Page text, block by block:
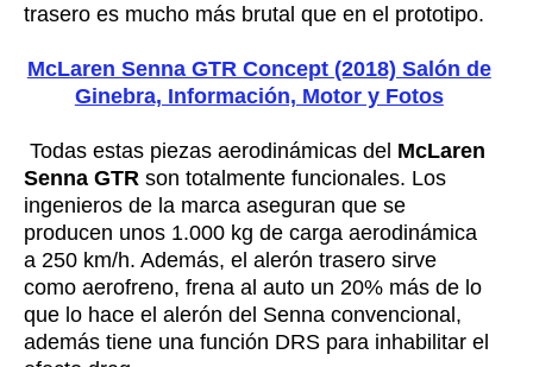
trasero es mucho más brutal que en el prototipo.
McLaren Senna GTR Concept (2018) Salón de
Ginebra, Información, Motor y Fotos
Todas estas piezas aerodinámicas del McLaren
Senna GTR son totalmente funcionales. Los
ingenieros de la marca aseguran que se
producen unos 1.000 kg de carga aerodinámica
a 250 km/h. Además, el alerón trasero sirve
como aerofreno, frena al auto un 20% más de lo
que lo hace el alerón del Senna convencional,
además tiene una función DRS para inhabilitar el